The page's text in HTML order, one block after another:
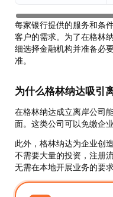
每家银行提供的服务和条
客户的需求。为了在格林
细选择金融机构并准备必
准。
为什么格林纳达吸引
在格林纳达成立离岸公司
面。这类公司可以免缴企
此外，格林纳达为企业创
不需要大量的投资，注册
无需在本地开展业务的要